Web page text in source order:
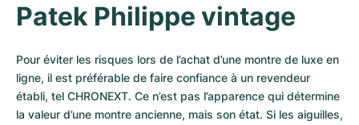
Patek Philippe vintage
Pour éviter les risques lors de l’achat d’une montre de luxe en
ligne, il est préférable de faire confiance à un revendeur
établi, tel CHRONEXT. Ce n’est pas l’apparence qui détermine
la valeur d’une montre ancienne, mais son état. Si les aiguilles,